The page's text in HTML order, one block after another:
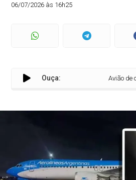
06/07/2026 às 16h25
Ouça: Avião de